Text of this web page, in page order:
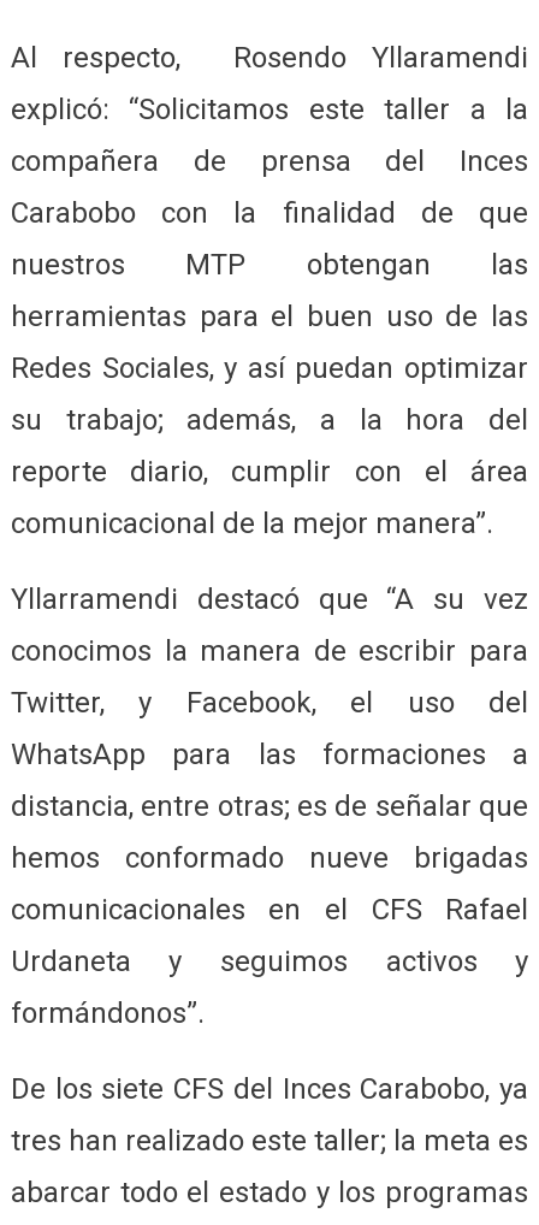
Al respecto, Rosendo Yllaramendi
explicó: “Solicitamos este taller a la
compañera de prensa del Inces
Carabobo con la finalidad de que
nuestros MTP obtengan las
herramientas para el buen uso de las
Redes Sociales, y así puedan optimizar
su trabajo; además, a la hora del
reporte diario, cumplir con el área
comunicacional de la mejor manera”.
Yllarramendi destacó que “A su vez
conocimos la manera de escribir para
Twitter, y Facebook, el uso del
WhatsApp para las formaciones a
distancia, entre otras; es de señalar que
hemos conformado nueve brigadas
comunicacionales en el CFS Rafael
Urdaneta y seguimos activos y
formándonos”.
De los siete CFS del Inces Carabobo, ya
tres han realizado este taller; la meta es
abarcar todo el estado y los programas